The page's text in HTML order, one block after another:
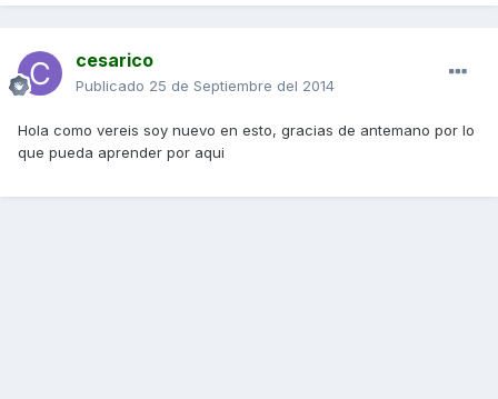
cesarico
Publicado 25 de Septiembre del 2014
Hola como vereis soy nuevo en esto, gracias de antemano por lo
que pueda aprender por aqui